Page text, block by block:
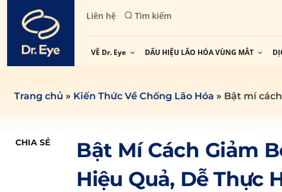
content
Liên hệ Tìm kiếm
VỀ Dr. Eye DẤU HIỆU LÃO HÓA VÙNG MẮT
Trang chủ » Kiến Thức Về Chống Lão Hóa » Bật mí
CHIA SẺ
Bật Mí Cách Giảm
Hiệu Quả, Dễ Thực